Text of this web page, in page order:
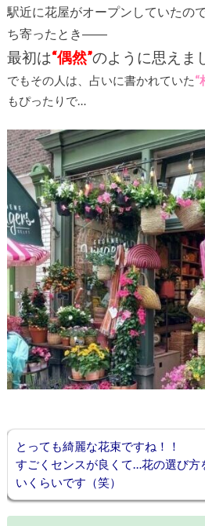
駅近に花屋がオープンしていたの
ち寄ったとき――
最初は“偶然”のように思えま
でもその人は、占いに書かれていた“
もぴったりで…
とっても綺麗な花束ですね！！
すごくセンスが良くて…花の選び方
いくらいです（笑）